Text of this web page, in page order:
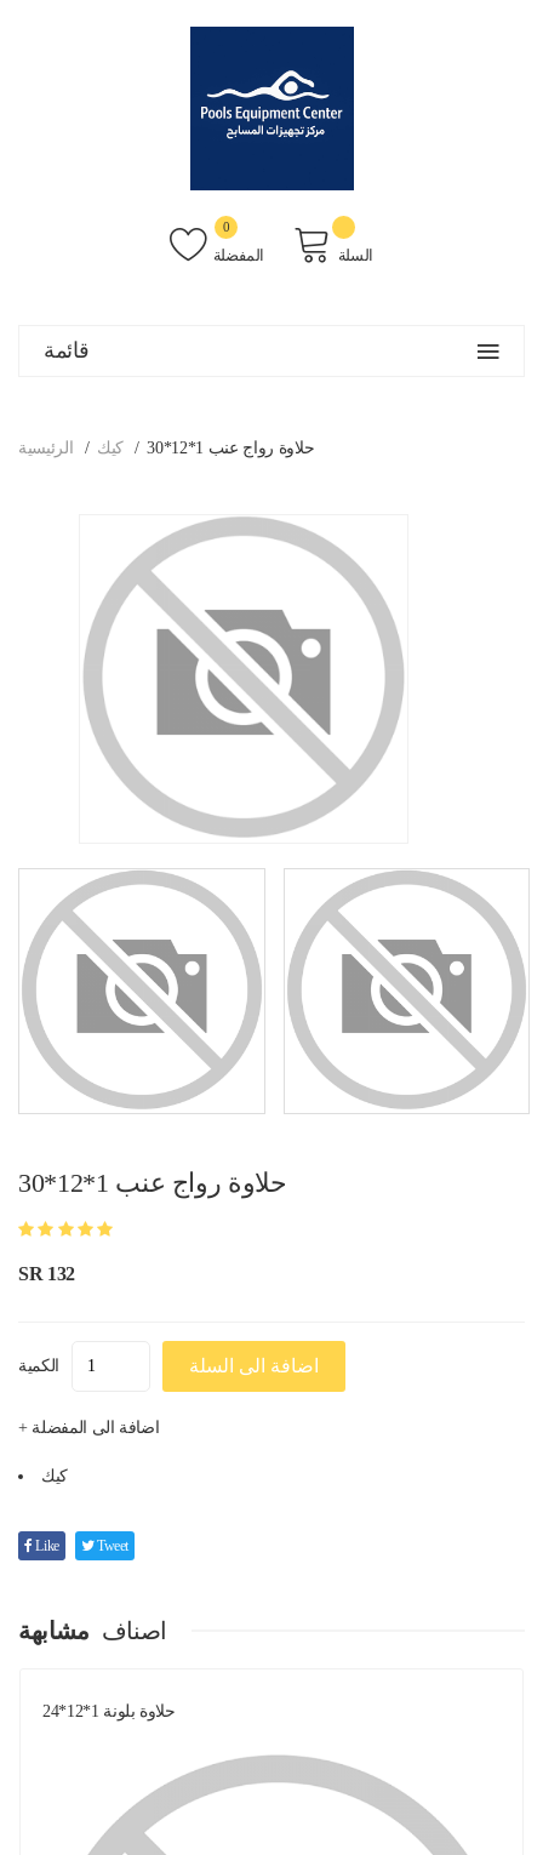
المفضلة
0
السلة
قائمة
الرئيسية كيك حلاوة رواج عنب 1*12*30
حلاوة رواج عنب 1*12*30
SR 132
الكمية اضافة الى السلة
+ اضافة الى المفضلة
كيك
Like Tweet
اصناف مشابهة
حلاوة بلونة 1*12*24